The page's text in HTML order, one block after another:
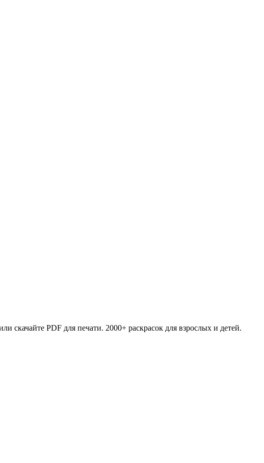
скачайте PDF для печати. 2000+ раскрасок для взрослых и детей.